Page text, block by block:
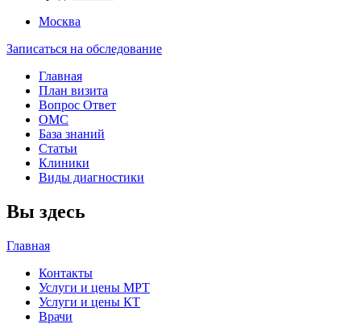
Москва
Записаться на обследование
Главная
План визита
Вопрос Ответ
ОМС
База знаний
Статьи
Клиники
Виды диагностики
Вы здесь
Главная
Контакты
Услуги и цены МРТ
Услуги и цены КТ
Врачи